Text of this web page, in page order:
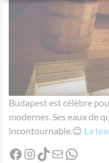
Budapest est célèbre
modernes. Ses eaux de
incontournable.😊 La
Facebook
Instagram
TikTok
Mail